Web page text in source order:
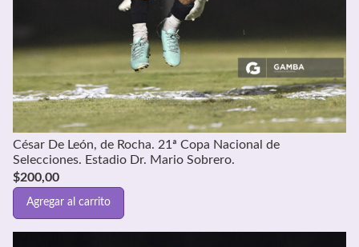
César De León, de Rocha. 21ª Copa Nacional de
Selecciones. Estadio Dr. Mario Sobrero.
$200,00
Agregar al carrito